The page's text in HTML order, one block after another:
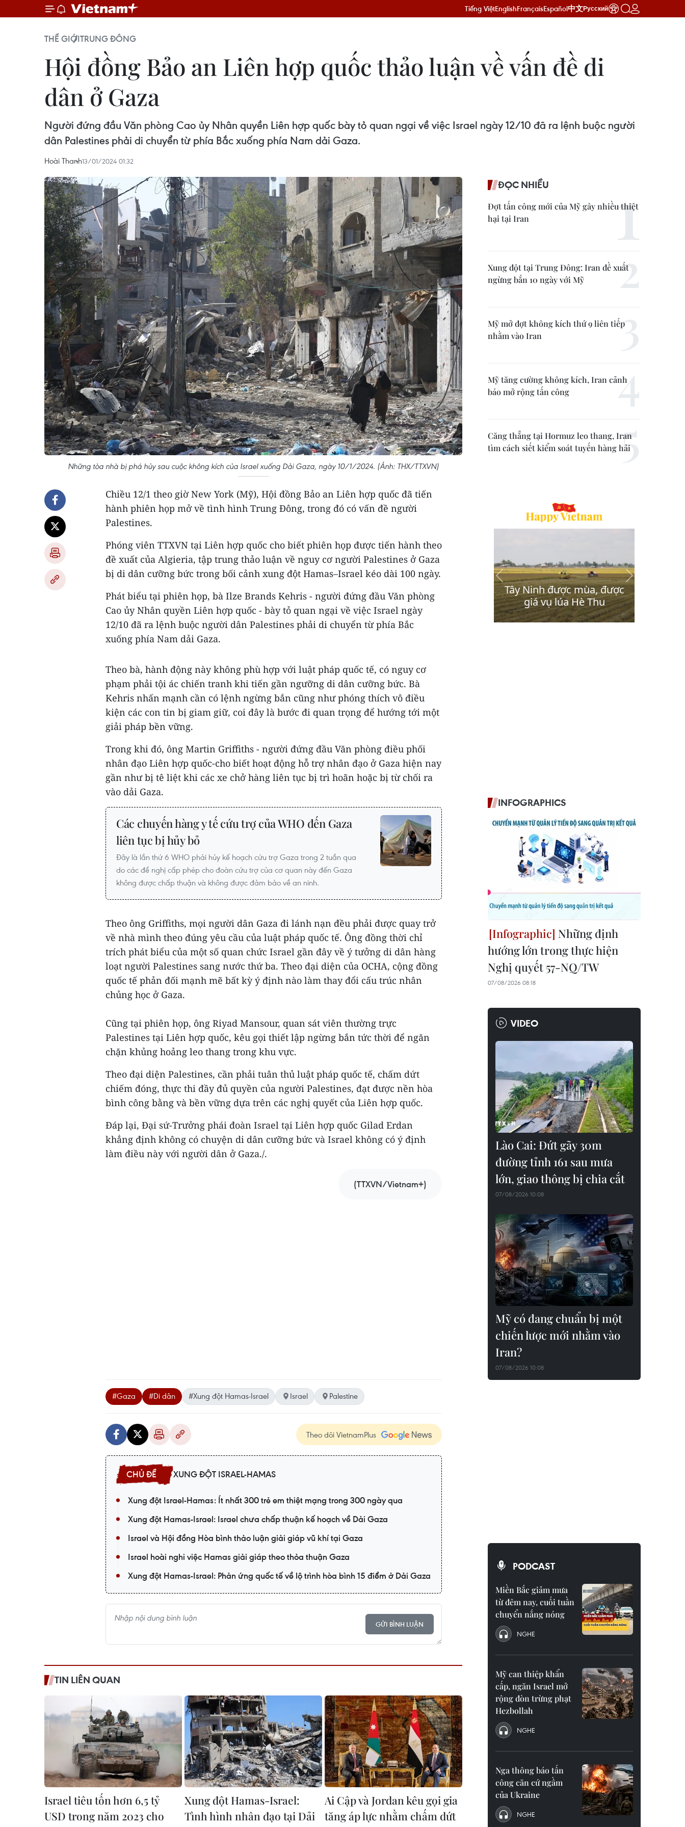
Tiếng ViệtEnglishFrançaisEspañol中文Русский
THẾ GIỚITRUNG ĐÔNG
Hội đồng Bảo an Liên hợp quốc thảo luận về vấn đề di
dân ở Gaza
Người đứng đầu Văn phòng Cao ủy Nhân quyền Liên hợp quốc bày tỏ quan ngại về việc Israel ngày 12/10 đã ra lệnh buộc người
dân Palestines phải di chuyển từ phía Bắc xuống phía Nam dải Gaza.
Hoài Thanh13/01/2024 01:32
Những tòa nhà bị phá hủy sau cuộc không kích của Israel xuống Dải Gaza, ngày 10/1/2024. (Ảnh: THX/TTXVN)
Chiều 12/1 theo giờ New York (Mỹ), Hội đồng Bảo an Liên hợp quốc đã tiến
hành phiên họp mở về tình hình Trung Đông, trong đó có vấn đề người
Palestines.
Phóng viên TTXVN tại Liên hợp quốc cho biết phiên họp được tiến hành theo
đề xuất của Algieria, tập trung thảo luận về nguy cơ người Palestines ở Gaza
bị di dân cưỡng bức trong bối cảnh xung đột Hamas–Israel kéo dài 100 ngày.
Phát biểu tại phiên họp, bà Ilze Brands Kehris - người đứng đầu Văn phòng
Cao ủy Nhân quyền Liên hợp quốc - bày tỏ quan ngại về việc Israel ngày
12/10 đã ra lệnh buộc người dân Palestines phải di chuyển từ phía Bắc
xuống phía Nam dải Gaza.
Theo bà, hành động này không phù hợp với luật pháp quốc tế, có nguy cơ
phạm phải tội ác chiến tranh khi tiến gần ngưỡng di dân cưỡng bức. Bà
Kehris nhấn mạnh cần có lệnh ngừng bắn cũng như phóng thích vô điều
kiện các con tin bị giam giữ, coi đây là bước đi quan trọng để hướng tới một
giải pháp bền vững.
Trong khi đó, ông Martin Griffiths - người đứng đầu Văn phòng điều phối
nhân đạo Liên hợp quốc-cho biết hoạt động hỗ trợ nhân đạo ở Gaza hiện nay
gần như bị tê liệt khi các xe chở hàng liên tục bị trì hoãn hoặc bị từ chối ra
vào dải Gaza.
Các chuyến hàng y tế cứu trợ của WHO đến Gaza
liên tục bị hủy bỏ
Đây là lần thứ 6 WHO phải hủy kế hoạch cứu trợ Gaza trong 2 tuần qua
do các đề nghị cấp phép cho đoàn cứu trợ của cơ quan này đến Gaza
không được chấp thuận và không được đảm bảo về an ninh.
Theo ông Griffiths, mọi người dân Gaza đi lánh nạn đều phải được quay trở
về nhà mình theo đúng yêu cầu của luật pháp quốc tế. Ông đồng thời chỉ
trích phát biểu của một số quan chức Israel gần đây về ý tưởng di dân hàng
loạt người Palestines sang nước thứ ba. Theo đại diện của OCHA, cộng đồng
quốc tế phản đối mạnh mẽ bất kỳ ý định nào làm thay đổi cấu trúc nhân
chủng học ở Gaza.
Cũng tại phiên họp, ông Riyad Mansour, quan sát viên thường trực
Palestines tại Liên hợp quốc, kêu gọi thiết lập ngừng bắn tức thời để ngăn
chặn khủng hoảng leo thang trong khu vực.
Theo đại diện Palestines, cần phải tuân thủ luật pháp quốc tế, chấm dứt
chiếm đóng, thực thi đầy đủ quyền của người Palestines, đạt được nền hòa
bình công bằng và bền vững dựa trên các nghị quyết của Liên hợp quốc.
Đáp lại, Đại sứ-Trưởng phái đoàn Israel tại Liên hợp quốc Gilad Erdan
khẳng định không có chuyện di dân cưỡng bức và Israel không có ý định
làm điều này với người dân ở Gaza./.
(TTXVN/Vietnam+)
#Gaza #Di dân #Xung đột Hamas-Israel Israel Palestine
Theo dõi VietnamPlus
XUNG ĐỘT ISRAEL-HAMAS
Xung đột Israel-Hamas: Ít nhất 300 trẻ em thiệt mạng trong 300 ngày qua
Xung đột Hamas-Israel: Israel chưa chấp thuận kế hoạch về Dải Gaza
Israel và Hội đồng Hòa bình thảo luận giải giáp vũ khí tại Gaza
Israel hoài nghi việc Hamas giải giáp theo thỏa thuận Gaza
Xung đột Hamas-Israel: Phản ứng quốc tế về lộ trình hòa bình 15 điểm ở Dải Gaza
GỬI BÌNH LUẬN
TIN LIÊN QUAN
Israel tiêu tốn hơn 6,5 tỷ
USD trong năm 2023 cho
Xung đột Hamas-Israel:
Tình hình nhân đạo tại Dải
Ai Cập và Jordan kêu gọi gia
tăng áp lực nhằm chấm dứt
ĐỌC NHIỀU
Đợt tấn công mới của Mỹ gây nhiều thiệt
hại tại Iran
Xung đột tại Trung Đông: Iran đề xuất
ngừng bắn 10 ngày với Mỹ
Mỹ mở đợt không kích thứ 9 liên tiếp
nhằm vào Iran
Mỹ tăng cường không kích, Iran cảnh
báo mở rộng tấn công
Căng thẳng tại Hormuz leo thang, Iran
tìm cách siết kiểm soát tuyến hàng hải
INFOGRAPHICS
Những định
hướng lớn trong thực hiện
Nghị quyết 57-NQ/TW
07/08/2026 08:18
VIDEO
Lào Cai: Đứt gãy 30m
đường tỉnh 161 sau mưa
lớn, giao thông bị chia cắt
07/08/2026 10:08
Mỹ có đang chuẩn bị một
chiến lược mới nhằm vào
Iran?
07/08/2026 10:08
PODCAST
Miền Bắc giảm mưa
từ đêm nay, cuối tuần
chuyển nắng nóng
NGHE
Mỹ can thiệp khẩn
cấp, ngăn Israel mở
rộng đòn trừng phạt
Hezbollah
NGHE
Nga thông báo tấn
công căn cứ ngầm
của Ukraine
NGHE